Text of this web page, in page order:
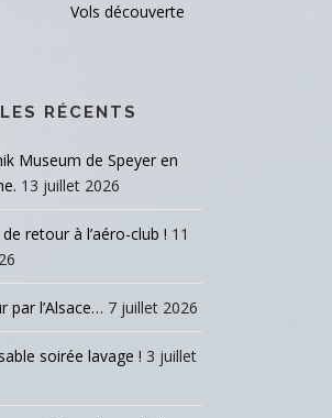
Vols découverte
RÉCENTS
Museum de Speyer en
13 juillet 2026
de retour à l’aéro-club ! 11
par l’Alsace… 7 juillet 2026
soirée lavage ! 3 juillet